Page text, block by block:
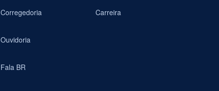
Corregedoria
Ouvidoria
Fala BR
Carreira